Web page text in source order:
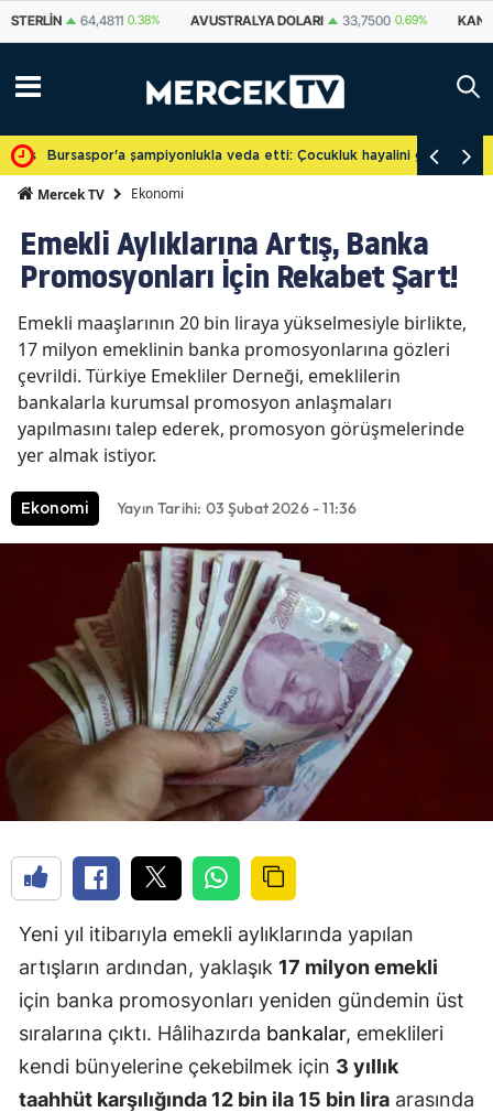
AVUSTRALYA DOLARI 33,7500 0.69% KANADA DOLARI 34,2339
Bursaspor'a şampiyonlukla veda etti: Çocukluk hayalini
Mercek TV Ekonomi
Emekli Aylıklarına Artış, Banka
Promosyonları İçin Rekabet Şart!
Emekli maaşlarının 20 bin liraya yükselmesiyle birlikte,
17 milyon emeklinin banka promosyonlarına gözleri
çevrildi. Türkiye Emekliler Derneği, emeklilerin
bankalarla kurumsal promosyon anlaşmaları
yapılmasını talep ederek, promosyon görüşmelerinde
yer almak istiyor.
Ekonomi Yayın Tarihi: 03 Şubat 2026 - 11:36
Yeni yıl itibarıyla emekli aylıklarında yapılan
artışların ardından, yaklaşık 17 milyon emekli
için banka promosyonları yeniden gündemin üst
sıralarına çıktı. Hâlihazırda bankalar, emeklileri
kendi bünyelerine çekebilmek için 3 yıllık
taahhüt karşılığında 12 bin ila 15 bin lira arasında